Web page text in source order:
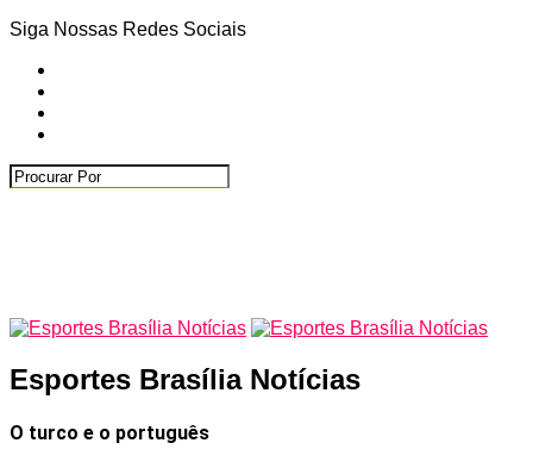
Siga Nossas Redes Sociais
Esportes Brasília Notícias
O turco e o português